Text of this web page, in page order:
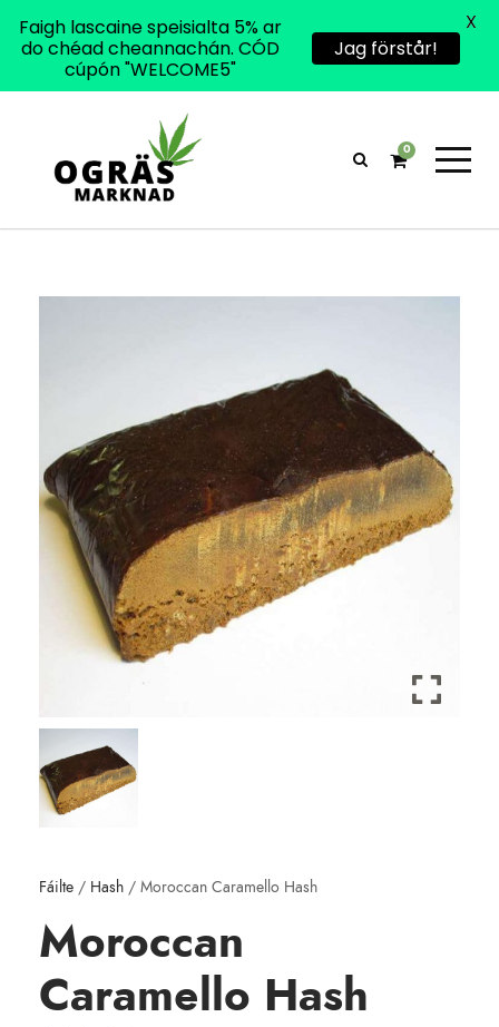
0
Fáilte / Hash / Moroccan Caramello Hash
Moroccan
Caramello Hash
Faigh lascaine speisialta 5% ar
do chéad cheannachán. CÓD
cúpón "WELCOME5"
Jag förstår!
X